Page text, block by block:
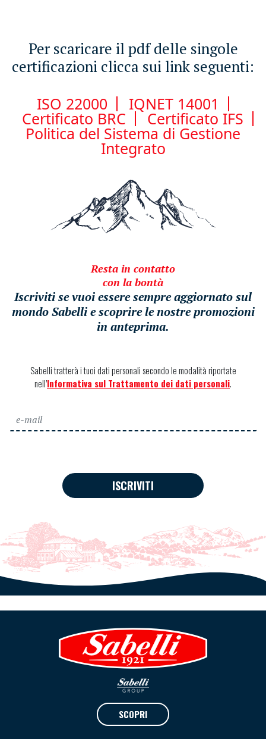
Per scaricare il pdf delle singole
certificazioni clicca sui link seguenti:
ISO 22000 IQNET 14001
Certificato BRC Certificato IFS
Politica del Sistema di Gestione
Integrato
Resta in contatto
con la bontà
Iscriviti se vuoi essere sempre aggiornato sul
mondo Sabelli e scoprire le nostre promozioni
in anteprima.
Sabelli tratterà i tuoi dati personali secondo le modalità riportate
nell’Informativa sul Trattamento dei dati personali.
ISCRIVITI
SCOPRI